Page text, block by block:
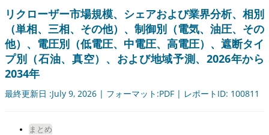
リクローザー市場規模、シェアおよび業界分析、相別
（単相、三相、その他）、制御別（電気、油圧、その
他）、電圧別（低電圧、中電圧、高電圧）、遮断タイ
プ別（石油、真空）、および地域予測、2026年から
2034年
最終更新日 :July 9, 2026 | フォーマット:PDF | レポートID: 100811
まとめ